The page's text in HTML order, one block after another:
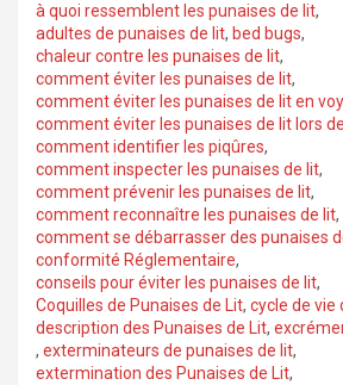
à quoi ressemblent les punaises de lit,
adultes de punaises de lit, bed bugs,
chaleur contre les punaises de lit,
comment éviter les punaises de lit,
comment éviter les punaises de lit en
comment éviter les punaises de lit lors
comment identifier les piqûres,
comment inspecter les punaises de lit,
comment prévenir les punaises de lit,
comment reconnaître les punaises de lit,
comment se débarrasser des punaises
conformité Réglementaire,
conseils pour éviter les punaises de lit,
Coquilles de Punaises de Lit, cycle de vie
description des Punaises de Lit,
, exterminateurs de punaises de lit,
extermination des Punaises de Lit,